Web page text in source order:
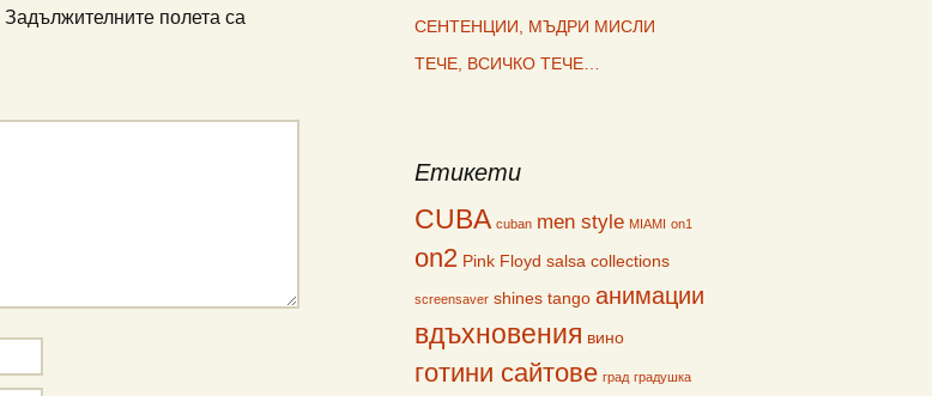
Задължителните полета са
СЕНТЕНЦИИ, МЪДРИ МИСЛИ
ТЕЧЕ, ВСИЧКО ТЕЧЕ…
Етикети
CUBA cuban men style MIAMI on1
on2 Pink Floyd salsa collections
screensaver shines tango анимации
вдъхновения вино
готини сайтове град градушка